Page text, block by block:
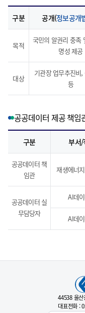
구분 공개(정보공개
목적
국민의 알권리 충족
명성 제공
대상
기관장 업무추진비,
등
공공데이터 제공 책임
구분 부서/
공공데이터 책
임관
재생에너
공공데이터 실
무담당자
AI데
AI데
44538 울
대표전화 :